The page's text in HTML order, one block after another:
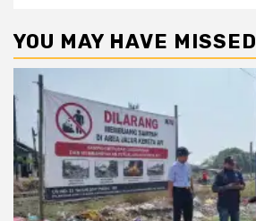
YOU MAY HAVE MISSED